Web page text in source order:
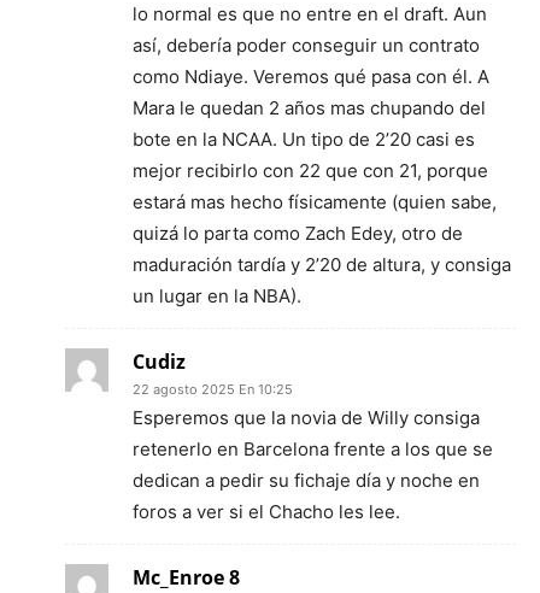
lo normal es que no entre en el draft. Aun
así, debería poder conseguir un contrato
como Ndiaye. Veremos qué pasa con él. A
Mara le quedan 2 años mas chupando del
bote en la NCAA. Un tipo de 2’20 casi es
mejor recibirlo con 22 que con 21, porque
estará mas hecho físicamente (quien sabe,
quizá lo parta como Zach Edey, otro de
maduración tardía y 2’20 de altura, y consiga
un lugar en la NBA).
Cudiz
22 agosto 2025 En 10:25
Esperemos que la novia de Willy consiga
retenerlo en Barcelona frente a los que se
dedican a pedir su fichaje día y noche en
foros a ver si el Chacho les lee.
Mc_Enroe 8